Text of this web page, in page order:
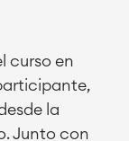
curso en
la
Junto con